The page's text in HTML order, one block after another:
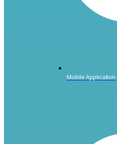
Mobile Application